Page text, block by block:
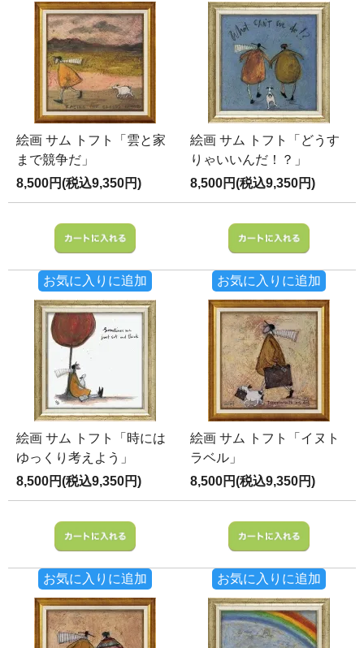
絵画 サム トフト「雲と家
まで競争だ」
8,500円(税込9,350円)
お気に入りに追加
絵画 サム トフト「どうす
りゃいいんだ！？」
8,500円(税込9,350円)
お気に入りに追加
絵画 サム トフト「時には
ゆっくり考えよう」
8,500円(税込9,350円)
お気に入りに追加
絵画 サム トフト「イヌト
ラベル」
8,500円(税込9,350円)
お気に入りに追加